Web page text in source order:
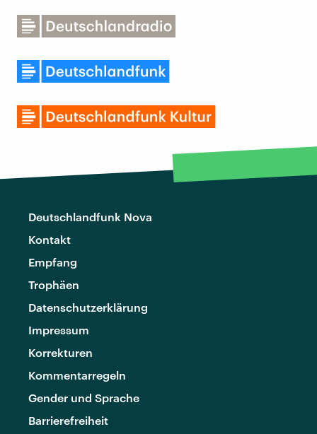
Deutschlandfunk Nova
Kontakt
Empfang
Trophäen
Datenschutzerklärung
Impressum
Korrekturen
Kommentarregeln
Gender und Sprache
Barrierefreiheit